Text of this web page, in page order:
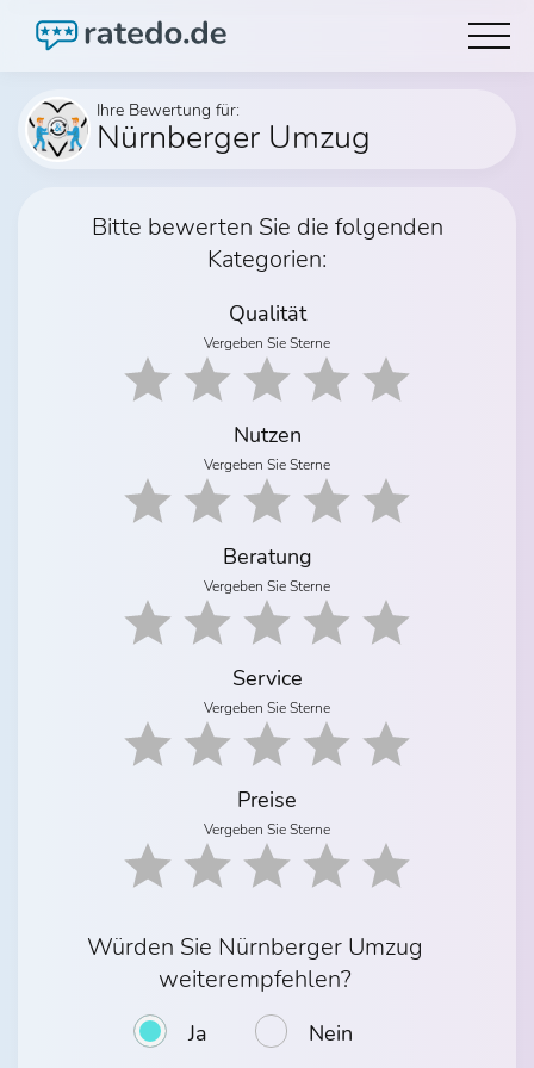
Ihre Bewertung für:
Nürnberger Umzug
Bitte bewerten Sie die folgenden
Kategorien:
Qualität
Vergeben Sie Sterne
Nutzen
Vergeben Sie Sterne
Beratung
Vergeben Sie Sterne
Service
Vergeben Sie Sterne
Preise
Vergeben Sie Sterne
Würden Sie Nürnberger Umzug
weiterempfehlen?
Ja Nein